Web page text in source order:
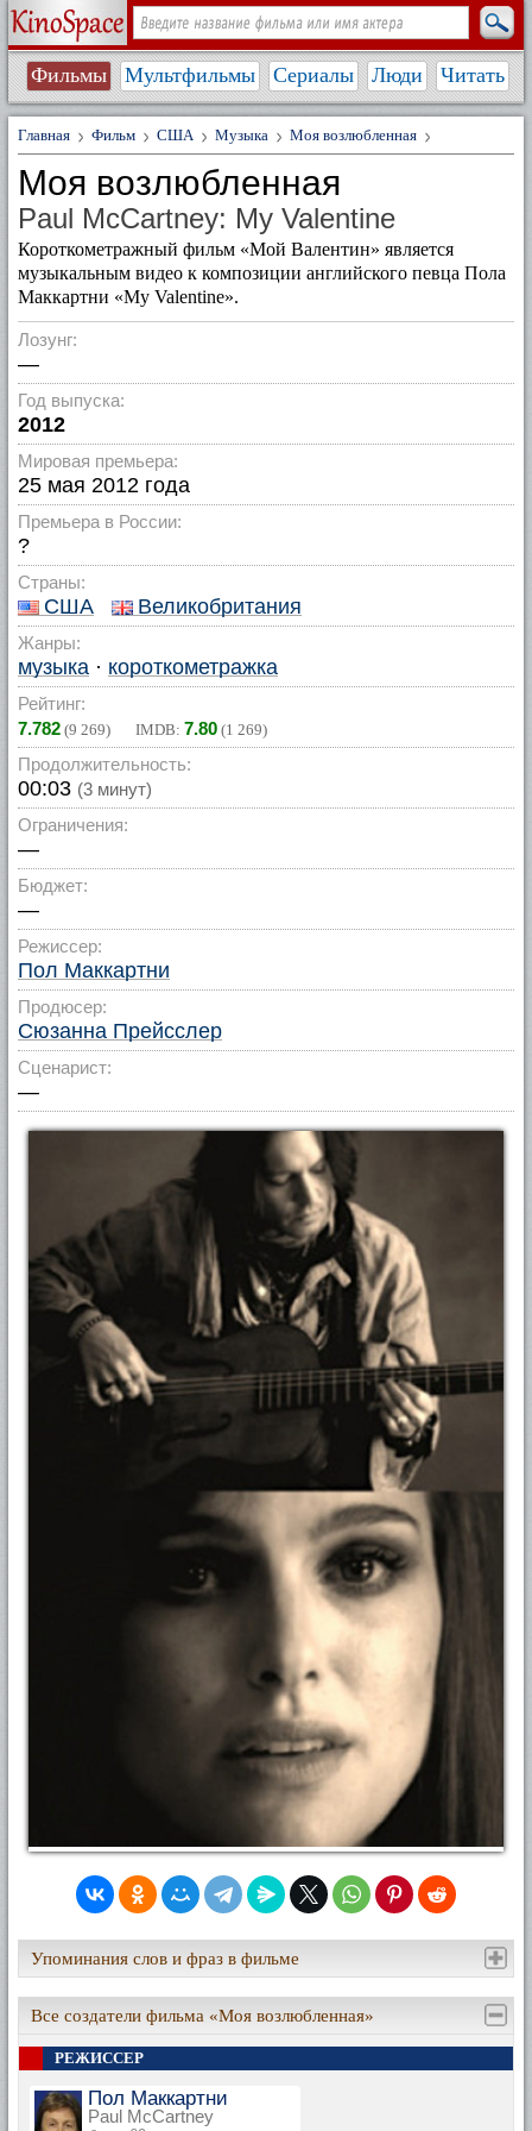
Фильмы Мультфильмы Сериалы Люди Читать
Главная Фильм США Музыка Моя возлюбленная
Моя возлюбленная
Paul McCartney: My Valentine
Короткометражный фильм «Мой Валентин» является
музыкальным видео к композиции английского певца Пола
Маккартни «My Valentine».
Лозунг:
—
Год выпуска:
2012
Мировая премьера:
25 мая 2012 года
Премьера в России:
?
Страны:
США Великобритания
Жанры:
музыка · короткометражка
Рейтинг:
7.782 (9 269) IMDB: 7.80 (1 269)
Продолжительность:
00:03 (3 минут)
Ограничения:
—
Бюджет:
—
Режиссер:
Пол Маккартни
Продюсер:
Сюзанна Прейсслер
Сценарист:
—
Упоминания слов и фраз в фильме
Все создатели фильма «Моя возлюбленная»
РЕЖИССЕР
Пол Маккартни
Paul McCartney